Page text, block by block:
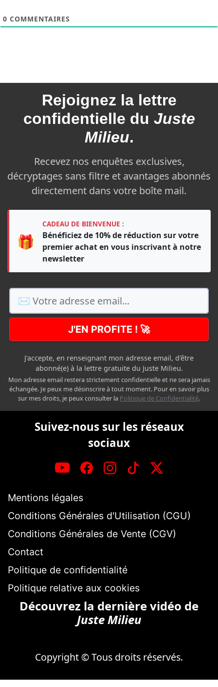
0 COMMENTAIRES
Rejoignez la lettre
confidentielle du Juste
Milieu.
Recevez nos enquêtes exclusives,
décryptages sans filtre et avantages abonnés
directement dans votre boîte mail.
🎁
CADEAU DE BIENVENUE :
Bénéficiez de 10% de réduction sur votre
premier achat en vous inscrivant à notre
newsletter
J'EN PROFITE ! 🚀
J'accepte, en renseignant mon adresse email, d'être
abonné(e) à la lettre gratuite du Juste Milieu.
Mon adresse email restera strictement confidentielle et ne sera jamais
échangée. Je peux me désinscrire à tout moment. Pour en savoir plus
sur mes droits, je peux consulter la Politique de Confidentialité.
Suivez-nous sur les réseaux
sociaux
Mentions légales
Conditions Générales d'Utilisation (CGU)
Conditions Générales de Vente (CGV)
Contact
Politique de confidentialité
Politique relative aux cookies
Découvrez la dernière vidéo de
Juste Milieu
Copyright © Tous droits réservés.